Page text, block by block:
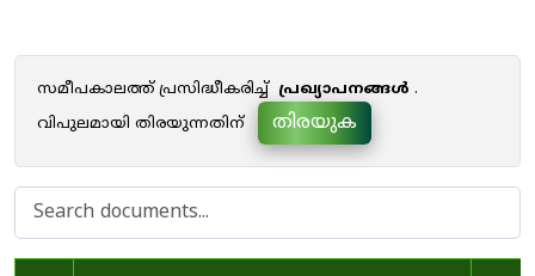
സമീപകാലത്ത് പ്രസിദ്ധീകരിച്ച് പ്രഖ്യാപനങ്ങൾ .
വിപുലമായി തിരയുന്നതിന്
തിരയുക